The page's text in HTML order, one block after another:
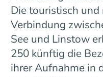
Die touristisch
Verbindung
See und Linstow
250 künftig die
ihrer Aufnahme in